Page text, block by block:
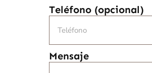
Teléfono (opcional)
Mensaje